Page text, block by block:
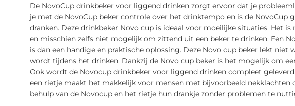
De NovoCup drinkbeker voor liggend drinken zorgt ervoor dat je
je met de NovoCup beker controle over het drinktempo en is de NovoCup
dranken. Deze drinkbeker Novo cup is ideaal voor moeilijke situaties. Het
en misschien zelfs niet mogelijk om zittend uit een beker te drinken. Een
is dan een handige en praktische oplossing. Deze Novo cup beker lekt niet
wordt tijdens het drinken. Dankzij de Novo cup beker is het mogelijk om
Ook wordt de Novocup drinkbeker voor liggend drinken compleet
een rietje maakt het makkelijk voor mensen met bijvoorbeeld
behulp van de Novocup en het rietje hun drankje zonder problemen te